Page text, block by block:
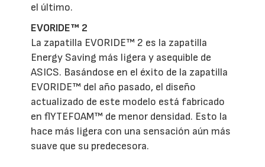
el último.
EVORIDE™ 2
La zapatilla EVORIDE™ 2 es la zapatilla
Energy Saving más ligera y asequible de
ASICS. Basándose en el éxito de la zapatilla
EVORIDE™ del año pasado, el diseño
actualizado de este modelo está fabricado
en flYTEFOAM™ de menor densidad. Esto la
hace más ligera con una sensación aún más
suave que su predecesora.